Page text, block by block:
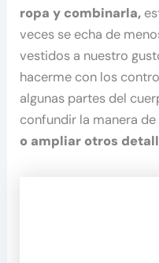
ropa y combinarla,
veces se echa de
vestidos a nuestro
hacerme con los
algunas partes del
confundir la manera de
o ampliar otros